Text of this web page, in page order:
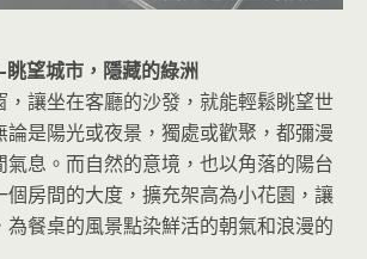
眺望城市，隱藏的綠洲
，讓坐在客廳的沙發，就能輕鬆眺望世
論是陽光或夜景，獨處或歡聚，都彌漫
氣息。而自然的意境，也以角落的陽台
個房間的大度，擴充架高為小花園，讓
為餐桌的風景點染鮮活的朝氣和浪漫的